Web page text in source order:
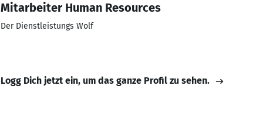
Mitarbeiter Human Resources
Der Dienstleistungs Wolf
Logg Dich jetzt ein, um das ganze Profil zu sehen.